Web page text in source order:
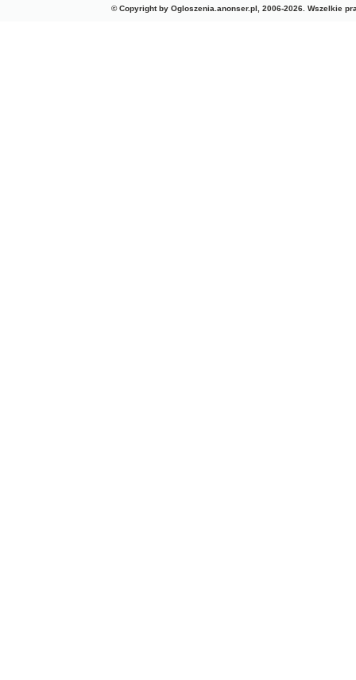
© Copyright by Ogloszenia.anonser.pl, 2006-2026. Wszelkie